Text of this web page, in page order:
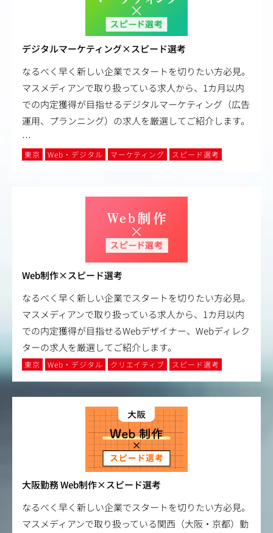
デジタルマーケティング×スピード選考
なるべく早く新しい企業でスタートを切りたい方必見。
マスメディアンで取り扱っている求人から、1カ月以内
での内定獲得が目指せるデジタルマーケティング（広告
運用、プランニング）の求人を厳選してご紹介します。
…
東京 Web・デジタル マーケティング スピード選考
Web制作×スピード選考
なるべく早く新しい企業でスタートを切りたい方必見。
マスメディアンで取り扱っている求人から、1カ月以内
での内定獲得が目指せるWebデザイナー、Webディレク
ターの求人を厳選してご紹介します。
東京 Web・デジタル クリエイティブ スピード選考
大阪勤務 Web制作×スピード選考
なるべく早く新しい企業でスタートを切りたい方必見。
マスメディアンで取り扱っている関西（大阪・京都）勤